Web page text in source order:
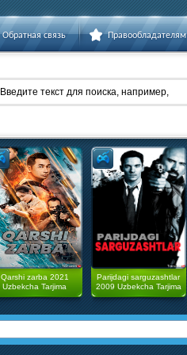
Обратная связь Правообладателям
Введите текст для поиска, например,
Qarshi zarba 2021
Uzbekcha Tarjima
Parijdagi sarguzashtlar
2009 Uzbekcha Tarjima